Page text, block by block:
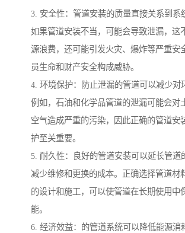
3. 安全性：管道安装的质量直接关系到系
如果管道安装不当，可能会导致泄漏，这
源浪费，还可能引发火灾、爆炸等严重安
员生命和财产安全构成威胁。
4. 环境保护：防止泄漏的管道可以减少对
例如，石油和化学品管道的泄漏可能会对
空气造成严重的污染，因此正确的管道安
护至关重要。
5. 耐久性：良好的管道安装可以延长管道
减少维修和更换的成本。正确选择管道材
的设计和施工，可以使管道在长期使用中
能。
6. 经济效益：的管道系统可以降低能源消